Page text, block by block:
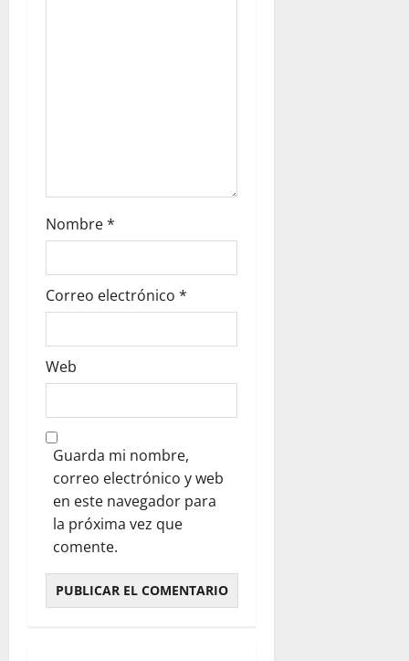
Nombre*
Correo electrónico *
Web
Guarda mi nombre,
correo electrónico y web
en este navegador para
la próxima vez que
comente.